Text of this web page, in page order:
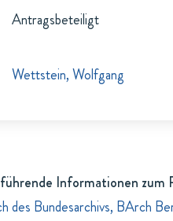
Antragsbeteiligt
Wettstein, Wolfgang
Informationen zum
des Bundesarchivs, BArch